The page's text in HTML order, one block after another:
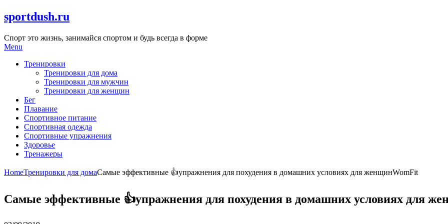
Skip
to
sportdush.ru
Спорт это жизнь, занимайся спортом и будь всегда в форме
Menu
Тренировки
Тренировки для дома
Тренировки для мужчин
Тренировки для женщин
Бег
Плавание
Спортивное питание
Спортивная одежда
Спортивные упражнения
Здоровье
Тренажеры
HomeТренировки для домаСамые эффективные 👍упражнения для похудения в домашних условиях для женщинWomFit
Самые эффективные 👍упражнения для похудения в домашних условиях для